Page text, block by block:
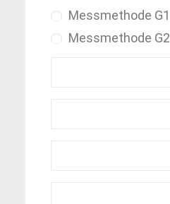
Messmethode G1
Messmethode G2